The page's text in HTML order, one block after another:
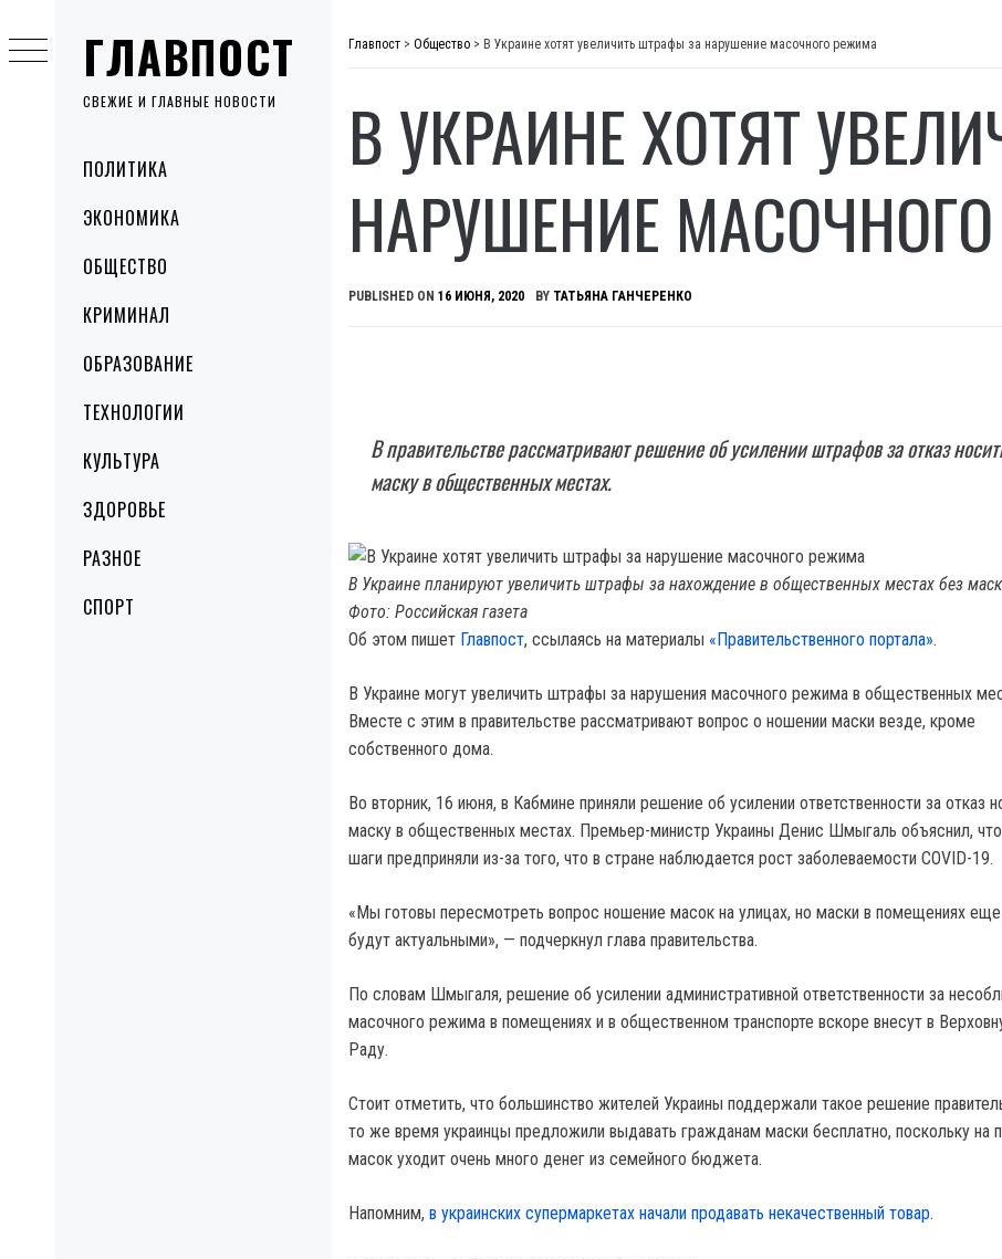
ГЛАВПОСТ
СВЕЖИЕ И ГЛАВНЫЕ НОВОСТИ
MenuПОЛИТИКА
ЭКОНОМИКА
ОБЩЕСТВО
КРИМИНАЛ
ОБРАЗОВАНИЕ
ТЕХНОЛОГИИ
КУЛЬТУРА
ЗДОРОВЬЕ
РАЗНОЕ
СПОРТ
to
content
Главпост > Общество > В Украине хотят увеличить штрафы за нарушение масочного режима
В УКРАИНЕ ХОТЯТ
НАРУШЕНИЕ
PUBLISHED ON 16 ИЮНЯ, 2020 BY ТАТЬЯНА ГАНЧЕРЕНКО
В правительстве рассматривают решение об усилении штрафов за отказ
маску в общественных местах.
В Украине планируют увеличить штрафы за нахождение в общественных местах без
Фото: Российская газета
Об этом пишет Главпост, ссылаясь на материалы «Правительственного портала».
В Украине могут увеличить штрафы за нарушения масочного режима в общественных
Вместе с этим в правительстве рассматривают вопрос о ношении маски везде, кроме
собственного дома.
Во вторник, 16 июня, в Кабмине приняли решение об усилении ответственности за отказ
маску в общественных местах. Премьер-министр Украины Денис Шмыгаль объяснил, что
шаги предприняли из-за того, что в стране наблюдается рост заболеваемости COVID-19.
«Мы готовы пересмотреть вопрос ношение масок на улицах, но маски в помещениях
будут актуальными», — подчеркнул глава правительства.
По словам Шмыгаля, решение об усилении административной ответственности за
масочного режима в помещениях и в общественном транспорте вскоре внесут в
Раду.
Стоит отметить, что большинство жителей Украины поддержали такое решение
то же время украинцы предложили выдавать гражданам маски бесплатно, поскольку на
масок уходит очень много денег из семейного бюджета.
Напомним, в украинских супермаркетах начали продавать некачественный товар.